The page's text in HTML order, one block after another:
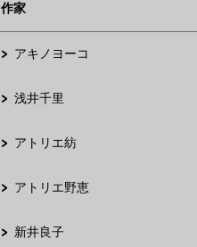
作家
アキノヨーコ
浅井千里
アトリエ紡
アトリエ野恵
新井良子